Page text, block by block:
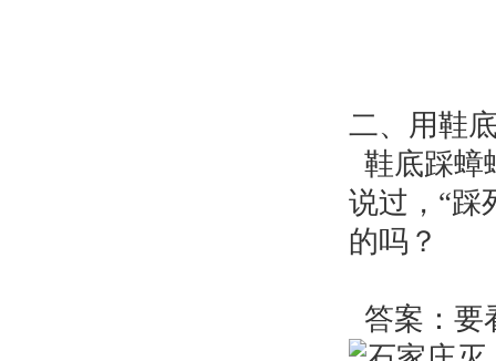
二、用鞋
鞋底踩蟑
说过，“踩
的吗？
答案：要